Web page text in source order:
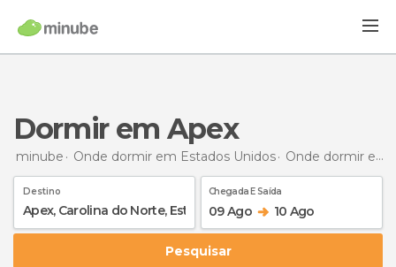
Dormir em Apex
minube Onde dormir em Estados Unidos Onde dormir em Carolina do Norte
Destino Chegada E Saída
09 Ago 10 Ago
Pesquisar